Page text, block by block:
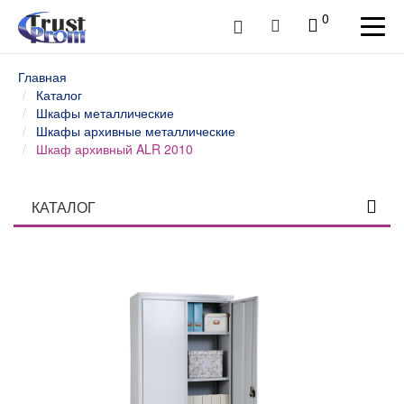
0
Главная
Каталог
Шкафы металлические
Шкафы архивные металлические
Шкаф архивный ALR 2010
КАТАЛОГ
Шкафы инструментальные
Тележки и тумбы для инструмента
Тумбы, шкафы и тележки диагностические /